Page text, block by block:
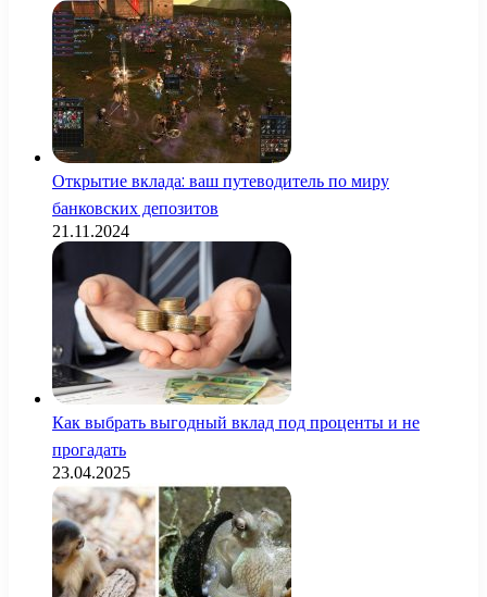
Открытие вклада: ваш путеводитель по миру
банковских депозитов
21.11.2024
Как выбрать выгодный вклад под проценты и не
прогадать
23.04.2025